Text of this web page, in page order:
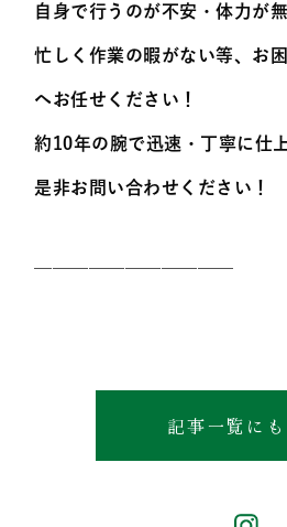
自身で行うのが不安・体力が
忙しく作業の暇がない等、お
へお任せください！
約10年の腕で迅速・丁寧に仕
是非お問い合わせください！
———————————
記事一覧にも